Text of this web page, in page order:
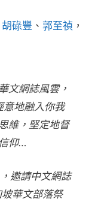
胡碌豐 、 郭至禎 ，
文網誌風雲，
意地融入你我
維，堅定地督
仰…
邀請中文網誌
華文部落祭